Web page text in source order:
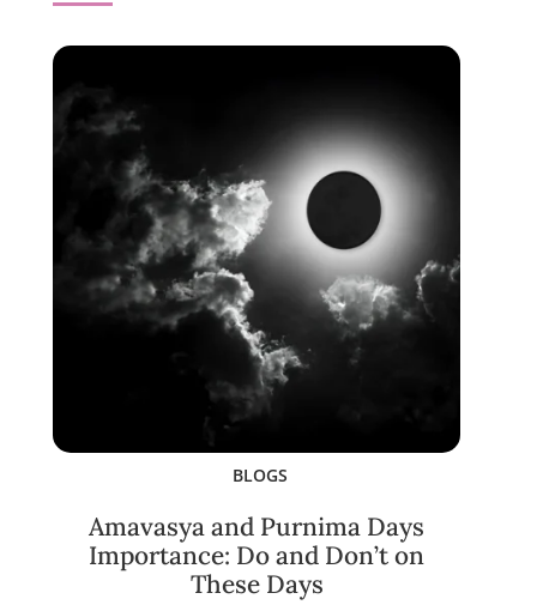
BLOGS
Amavasya and Purnima Days
Importance: Do and Don’t on
These Days